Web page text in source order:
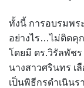
ทั้งนี้ การอบรมพร
อย่างไร…ไม่ติดคุ
โดยมี ดร.วิรัลพัชร
นางสาวศรินทร เ
เป็นพิธีกรดำเนินร